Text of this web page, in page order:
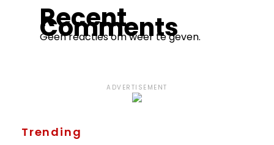
Recent
Comments
Geen reacties om weer te geven.
ADVERTISEMENT
Trending